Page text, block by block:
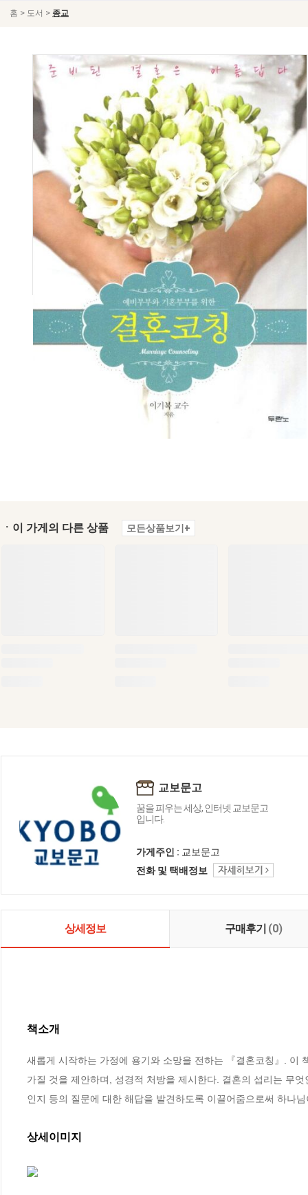
홈 > 도서 > 종교
ㆍ이 가게의 다른 상품 모든상품보기+
교보문고
꿈을 피우는 세상, 인터넷 교보문고
입니다.
가게주인 : 교보문고
전화 및 택배정보
상세정보 구매후기 (0)
책소개
새롭게 시작하는 가정에 용기와 소망을 전하는 『결혼코칭』. 이
가질 것을 제안하며, 성경적 처방을 제시한다. 결혼의 섭리는 무
인지 등의 질문에 대한 해답을 발견하도록 이끌어줌으로써 하나
상세이미지